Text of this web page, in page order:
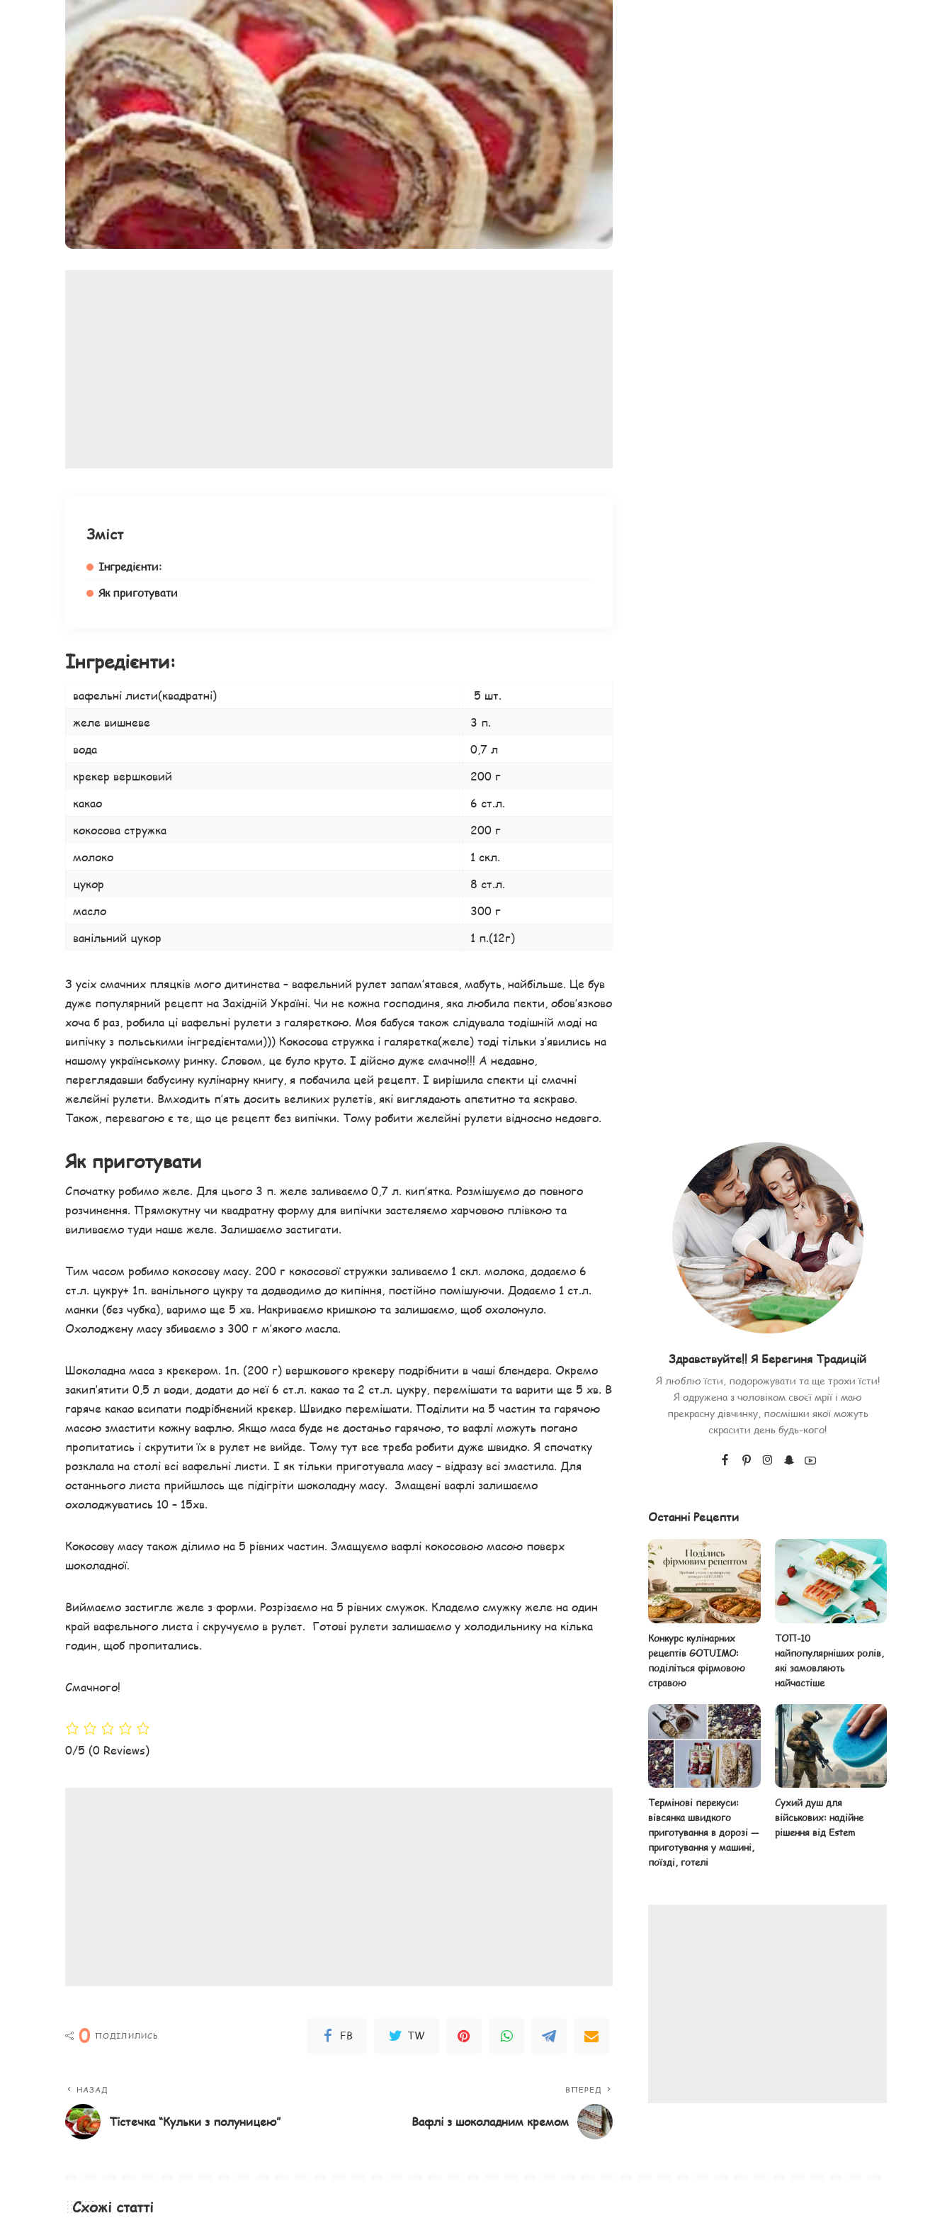
Картопля з м’ясом
Мясо по-французьки
Шинка
Рецепти із фаршу
Зміст
Інгредієнти:
Як приготувати
Інгредієнти:
вафельні листи(квадратні)
5 шт.
желе вишневе
3 п.
вода
0,7 л
крекер вершковий
200 г
какао
6 ст.л.
кокосова стружка
200 г
молоко
1 скл.
цукор
8 ст.л.
масло
300 г
ванільний цукор
1 п.(12г)
З усіх смачних пляцків мого дитинства – вафельний рулет запам’ятався, мабуть, найбільше. Це був
дуже популярний рецепт на Західній Україні. Чи не кожна господиня, яка любила пекти, обов’язково
хоча б раз, робила ці вафельні рулети з галяреткою. Моя бабуся також слідувала тодішній моді на
випічку з польськими інгредієнтами))) Кокосова стружка і галяретка(желе) тоді тільки з’явились на
нашому українському ринку. Словом, це було круто. І дійсно дуже смачно!!! А недавно,
переглядавши бабусину кулінарну книгу, я побачила цей рецепт. І вирішила спекти ці смачні
желейні рулети. Вмходить п’ять досить великих рулетів, які виглядають апетитно та яскраво.
Також, перевагою є те, що це рецепт без випічки. Тому робити желейні рулети відносно недовго.
Як приготувати
Спочатку робимо желе. Для цього 3 п. желе заливаємо 0,7 л. кип’ятка. Розмішуємо до повного
розчинення. Прямокутну чи квадратну форму для випічки застеляємо харчовою плівкою та
виливаємо туди наше желе. Залишаємо застигати.
Тим часом робимо кокосову масу. 200 г кокосової стружки заливаємо 1 скл. молока, додаємо 6
ст.л. цукру+ 1п. ванільного цукру та додводимо до кипіння, постійно помішуючи. Додаємо 1 ст.л.
манки (без чубка), варимо ще 5 хв. Накриваємо кришкою та залишаємо, щоб охолонуло.
Охолоджену масу збиваємо з 300 г м’якого масла.
Шоколадна маса з крекером. 1п. (200 г) вершкового крекеру подрібнити в чаші блендера. Окремо
закип’ятити 0,5 л води, додати до неї 6 ст.л. какао та 2 ст.л. цукру, перемішати та варити ще 5 хв. В
гаряче какао всипати подрібнений крекер. Швидко перемішати. Поділити на 5 частин та гарячою
масою змастити кожну вафлю. Якщо маса буде не достаньо гарячою, то вафлі можуть погано
пропитатись і скрутити їх в рулет не вийде. Тому тут все треба робити дуже швидко. Я спочатку
розклала на столі всі вафельні листи. І як тільки приготувала масу – відразу всі змастила. Для
останнього листа прийшлось ще підігріти шоколадну масу. Змащені вафлі залишаємо
охолоджуватись 10 – 15хв.
Кокосову масу також ділимо на 5 рівних частин. Змащуємо вафлі кокосовою масою поверх
шоколадної.
Виймаємо застигле желе з форми. Розрізаємо на 5 рівних смужок. Кладемо смужку желе на один
край вафельного листа і скручуємо в рулет. Готові рулети залишаємо у холодильнику на кілька
годин, щоб пропитались.
Смачного!
0/5 (0 Reviews)
0 ПОДІЛИЛИСЬ FB TW
НАЗАД
Тістечка “Кульки з полуницею”
ВПЕРЕД
Вафлі з шоколадним кремом
Здравствуйте!! Я Берегиня Традицій
Я люблю їсти, подорожувати та ще трохи їсти!
Я одружена з чоловіком своєї мрії і маю
прекрасну дівчинку, посмішки якої можуть
скрасити день будь-кого!
Останні Рецепти
Конкурс кулінарних
рецептів GOTUIMO:
поділіться фірмовою
стравою
ТОП-10
найпопулярніших ролів,
які замовляють
найчастіше
Термінові перекуси:
вівсянка швидкого
приготування в дорозі —
приготування у машині,
поїзді, готелі
Сухий душ для
військових: надійне
рішення від Estem
Схожі статті